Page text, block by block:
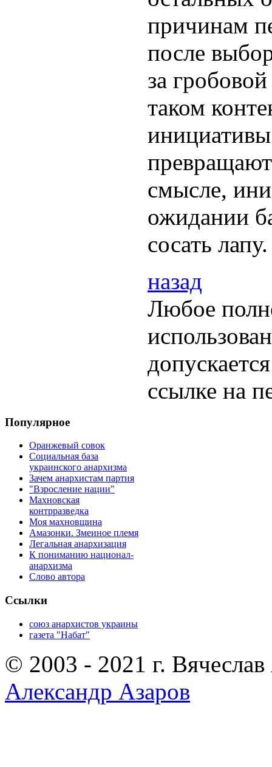
причинам
после
за
таком
смысле,
ожидании
сосать
назад
Любое
ссылке на
Популярное
Оранжевый совок
Социальная база
украинского анархизма
Зачем анархистам партия
"Взросление нации"
Махновская
контрразведка
Моя махновщина
Амазонки. Змеиное племя
Легальная анархизация
К пониманию национал-
анархизма
Слово автора
Ссылки
союз анархистов украины
газета "Набат"
© 2003 - 2021 г.
Александр Азаров